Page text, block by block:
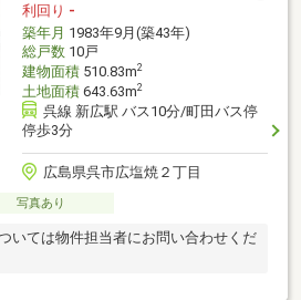
利回り -
築年月 1983年9月(築43年)
総戸数10戸
建物面積510.83m2
土地面積643.63m2
呉線 新広駅 バス10分/町田バス停
停歩3分
広島県呉市広塩焼２丁目
写真あり
いては物件担当者にお問い合わせくだ